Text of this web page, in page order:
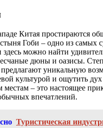
Китая простираются
Гоби – одно из самых
здесь можно найти
дюны и оазисы.
уникальную
культурой и ощутить
местам – это настоящее
впечатлений.
Туристическая